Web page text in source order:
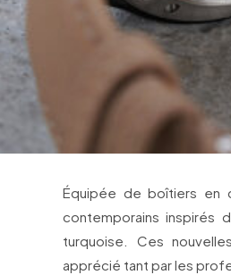
Équipée de boîtiers en
contemporains inspirés
turquoise. Ces
apprécié tant par les